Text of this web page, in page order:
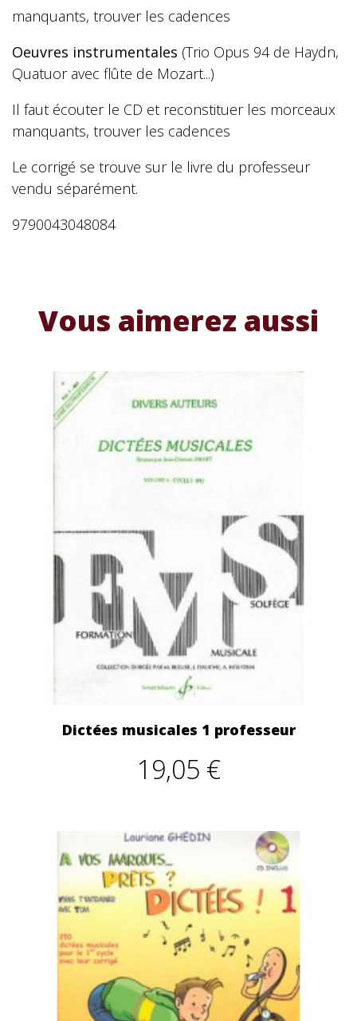
manquants, trouver les cadences
Oeuvres instrumentales (Trio Opus 94 de Haydn,
Quatuor avec flûte de Mozart...)
Il faut écouter le CD et reconstituer les morceaux
manquants, trouver les cadences
Le corrigé se trouve sur le livre du professeur
vendu séparément.
9790043048084
Vous aimerez aussi
Dictées musicales 1 professeur
19,05 €